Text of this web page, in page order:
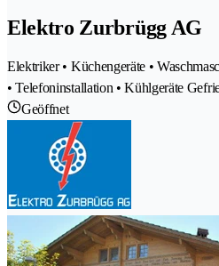
Elektro Zurbrügg AG
Elektriker • Küchengeräte •
• Telefoninstallation • Kühlgeräte
Geöffnet